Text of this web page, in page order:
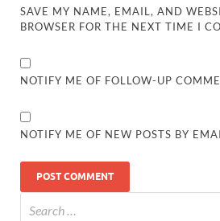
SAVE MY NAME, EMAIL, AND
BROWSER FOR THE NEXT TIME I
NOTIFY ME OF FOLLOW-UP
NOTIFY ME OF NEW POSTS BY